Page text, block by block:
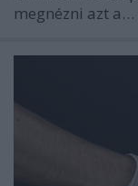
megnézni azt a…